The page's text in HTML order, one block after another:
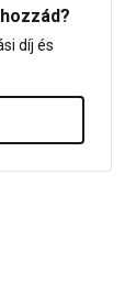
díj és